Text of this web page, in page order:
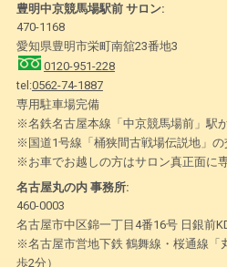
豊明中京競馬場駅前 サロン:
470-1168
愛知県豊明市栄町南舘23番地3
0120-951-228
tel:0562-74-1887
専用駐車場完備
※名鉄名古屋本線「中京競馬場前」駅
※国道1号線「桶狭間古戦場伝説地」の
※お車でお越しの方はサロン真正面に
名古屋丸の内 事務所:
460-0003
名古屋市中区錦一丁目4番16号 日銀前
※名古屋市営地下鉄 鶴舞線・桜通線「
歩2分）